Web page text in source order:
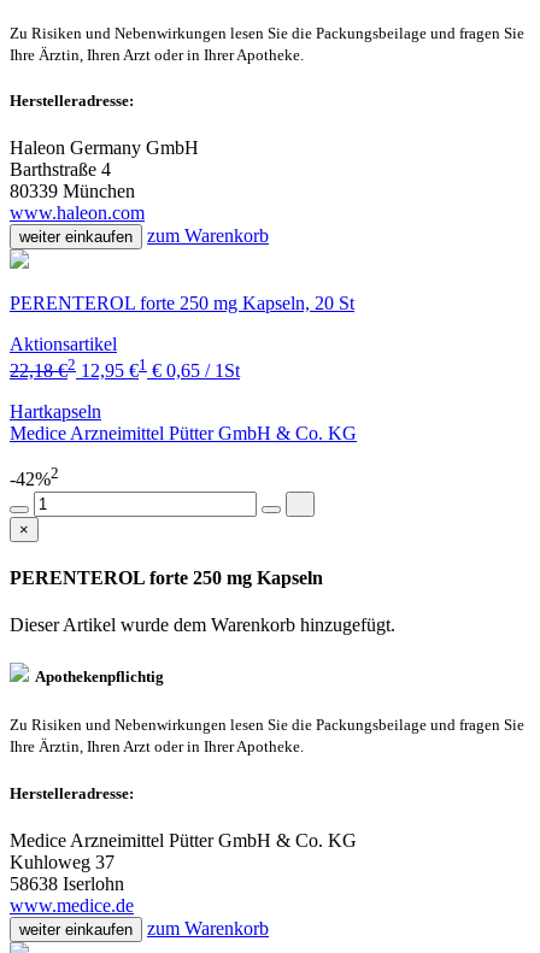
Zu Risiken und Nebenwirkungen lesen Sie die Packungsbeilage und fragen Sie
Ihre Ärztin, Ihren Arzt oder in Ihrer Apotheke.
Herstelleradresse:
Haleon Germany GmbH
Barthstraße 4
80339 München
www.haleon.com
weiter einkaufen zum Warenkorb
PERENTEROL forte 250 mg Kapseln, 20 St
Aktionsartikel
22,18 €2 12,95 €1 € 0,65 / 1St
Hartkapseln
Medice Arzneimittel Pütter GmbH & Co. KG
-42%2
×
PERENTEROL forte 250 mg Kapseln
Dieser Artikel wurde dem Warenkorb hinzugefügt.
Apothekenpflichtig
Zu Risiken und Nebenwirkungen lesen Sie die Packungsbeilage und fragen Sie
Ihre Ärztin, Ihren Arzt oder in Ihrer Apotheke.
Herstelleradresse:
Medice Arzneimittel Pütter GmbH & Co. KG
Kuhloweg 37
58638 Iserlohn
www.medice.de
weiter einkaufen zum Warenkorb